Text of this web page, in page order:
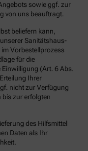
sowie ggf. zur
von uns beauftragt.
beliefern kann,
Sanitätshaus-
Vorbestellprozess
für die
(Art. 6 Abs.
Ihrer
nicht zur Verfügung
zur erfolgten
des Hilfsmittel
Daten als Ihr